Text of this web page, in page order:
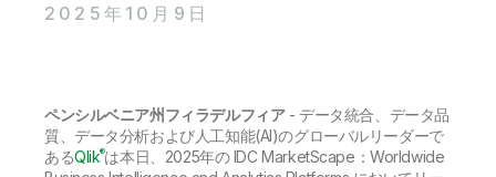
2025年10月9日
ペンシルベニア州フィラデルフィア- データ統合、データ品
質、データ分析および人工知能(AI)のグローバルリーダーで
あるQlik®は本日、2025年の IDC MarketScape：Worldwide